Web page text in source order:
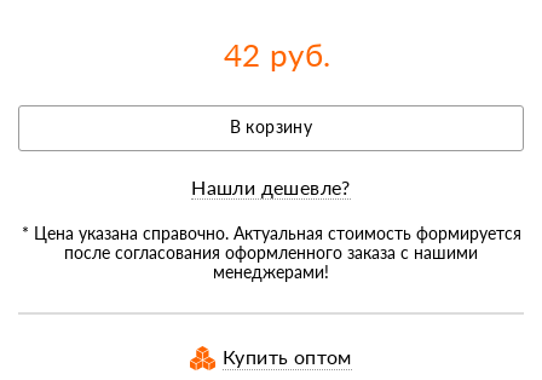
42 руб.
В корзину
Нашли дешевле?
* Цена указана справочно. Актуальная стоимость формируется
после согласования оформленного заказа с нашими
менеджерами!
Купить оптом